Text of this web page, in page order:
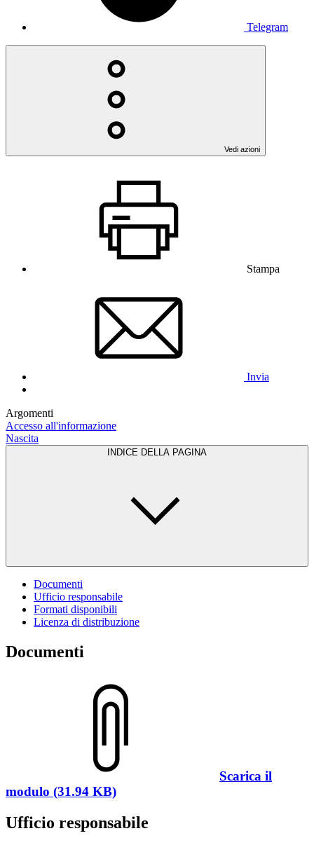
Telegram
Vedi azioni
Stampa
Invia
Argomenti
Accesso all'informazione
Nascita
INDICE DELLA PAGINA
Documenti
Ufficio responsabile
Formati disponibili
Licenza di distribuzione
Documenti
Scarica il
modulo (31.94 KB)
Ufficio responsabile